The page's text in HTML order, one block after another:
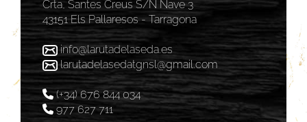
Crta, Santes Creus S/N Nave 3
43151 Els Pallaresos - Tarragona
info@larutadelaseda.es
larutadelasedatgnsl@gmail.com
(+34) 676 844 034
977 627 711